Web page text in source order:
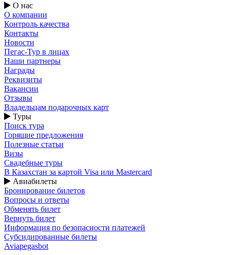
О нас
О компании
Контроль качества
Контакты
Новости
Пегас-Тур в лицах
Наши партнеры
Награды
Реквизиты
Вакансии
Отзывы
Владельцам подарочных карт
Туры
Поиск тура
Горящие предложения
Полезные статьи
Визы
Свадебные туры
В Казахстан за картой Visa или Masterсard
Авиабилеты
Бронирование билетов
Вопросы и ответы
Обменять билет
Вернуть билет
Информация по безопасности платежей
Субсидированные билеты
Aviapegasbot